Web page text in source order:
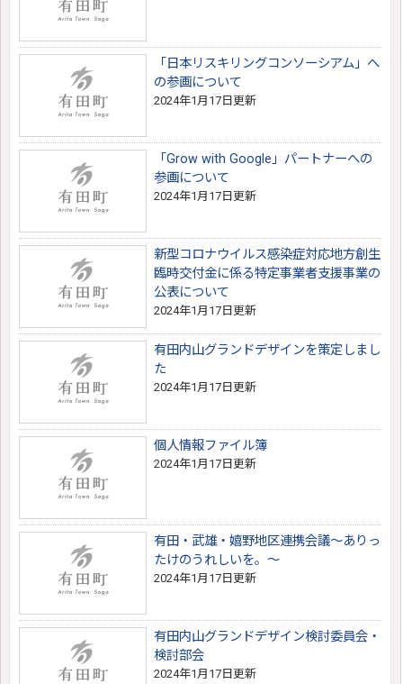
「日本リスキリングコンソーシアム」へ
の参画について
2024年1月17日更新
「Grow with Google」パートナーへの
参画について
2024年1月17日更新
新型コロナウイルス感染症対応地方創生
臨時交付金に係る特定事業者支援事業の
公表について
2024年1月17日更新
有田内山グランドデザインを策定しまし
た
2024年1月17日更新
個人情報ファイル簿
2024年1月17日更新
有田・武雄・嬉野地区連携会議～ありっ
たけのうれしいを。～
2024年1月17日更新
有田内山グランドデザイン検討委員会・
検討部会
2024年1月17日更新